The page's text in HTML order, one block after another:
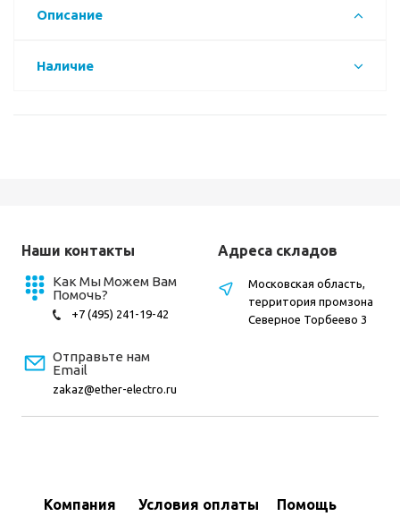
Описание
Наличие
Наши контакты
Как Мы Можем Вам
Помочь?
+7 (495) 241-19-42
Отправьте нам
Email
zakaz@ether-electro.ru
Компания
Условия оплаты
Помощь
Адреса складов
Московская область,
территория промзона
Северное Торбеево 3